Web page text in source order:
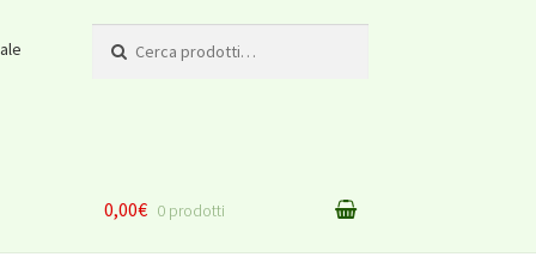
0,00€ 0 prodotti